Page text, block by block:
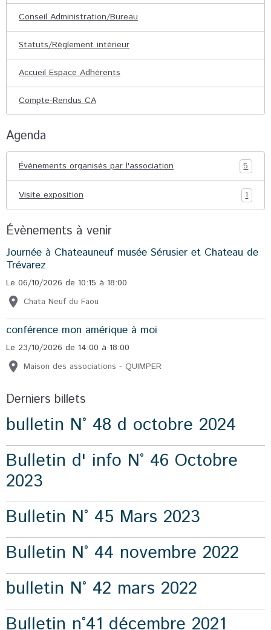
Conseil Administration/Bureau
Statuts/Règlement intérieur
Accueil Espace Adhérents
Compte-Rendus CA
Agenda
Événements organisés par l'association 5
Visite exposition 1
Évènements à venir
Journée à Chateauneuf musée Sérusier et Chateau de
Trévarez
Le 06/10/2026 de 10:15 à 18:00
Chata Neuf du Faou
conférence mon amérique à moi
Le 23/10/2026 de 14:00 à 18:00
Maison des associations - QUIMPER
Derniers billets
bulletin N° 48 d octobre 2024
Bulletin d' info N° 46 Octobre
2023
Bulletin N° 45 Mars 2023
Bulletin N° 44 novembre 2022
bulletin N° 42 mars 2022
Bulletin n°41 décembre 2021